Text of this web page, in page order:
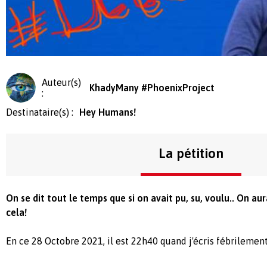
Auteur(s)
:
KhadyMany #PhoenixProject
Destinataire(s) : Hey Humans!
La pétition
On se dit tout le temps que si on avait pu, su, voulu.. On
cela!
En ce 28 Octobre 2021, il est 22h40 quand j'écris